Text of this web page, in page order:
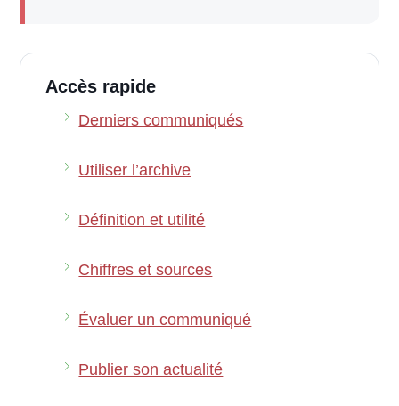
Accès rapide
Derniers communiqués
Utiliser l’archive
Définition et utilité
Chiffres et sources
Évaluer un communiqué
Publier son actualité